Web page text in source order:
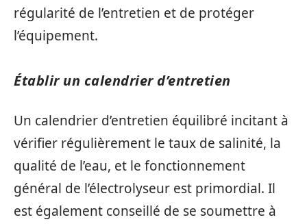
régularité de l’entretien et de protéger
l’équipement.
Établir un calendrier d’entretien
Un calendrier d’entretien équilibré incitant à
vérifier régulièrement le taux de salinité, la
qualité de l’eau, et le fonctionnement
général de l’électrolyseur est primordial. Il
est également conseillé de se soumettre à